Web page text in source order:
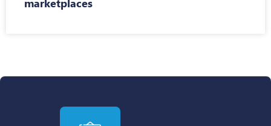
marketplaces